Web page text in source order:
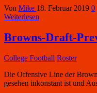
Von Mike 18. Februar 2019 0
Weiterlesen
Browns-Draft-
College Football Roster
Die Offensive Line der
gesehen inkonstant ist und